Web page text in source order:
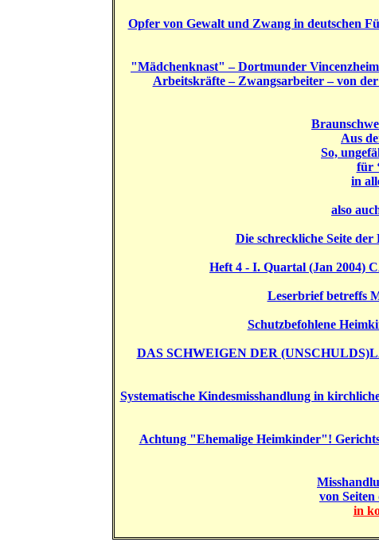
Opfer von Gewalt und Zwang in deutschen
"Mädchenknast" – Dortmunder
Arbeitskräfte – Zwangsarbeiter – von
Aus
So,
für
in
also
Die schreckliche Seite
Heft 4 - I. Quartal (Jan 2004)
Leserbrief betreffs
Schutzbefohlene
DAS SCHWEIGEN DER
Systematische Kindesmisshandlung in
Achtung "Ehemalige Heimkinder"!
von Seiten
in